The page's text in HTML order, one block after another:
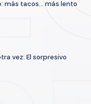
más tacos... más lento
vez: El sorpresivo